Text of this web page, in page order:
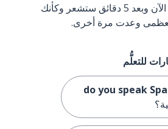
انغمس في هذا الدرس الآن وبعد 5 دقائق ستشعر وكأنك
وعدت مرة أخرى.
do you speak